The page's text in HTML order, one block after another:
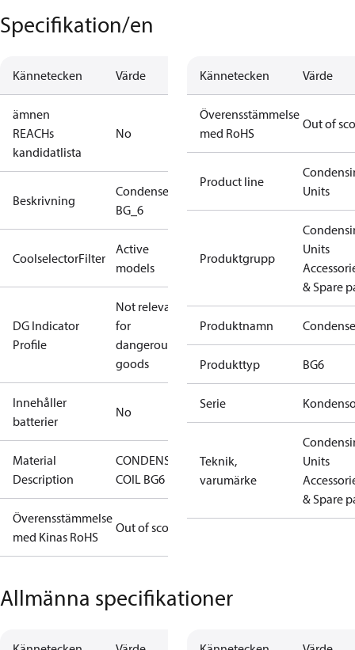
Specifikation/en
Kännetecken Värde
ämnen
REACHs
kandidatlista
No
Beskrivning
Condenser
BG_6
CoolselectorFilter
Active
models
DG Indicator
Profile
Not relevant
for
dangerous
goods
Innehåller
batterier
No
Material
Description
CONDENSER
COIL BG6
Överensstämmelse
med Kinas RoHS
Out of scope
Kännetecken Värde
Överensstämmelse
med RoHS
Out of
Product line
Units
Produktgrupp
Units
& Spare
Produktnamn
Produkttyp BG6
Serie
Teknik,
varumärke
Units
& Spare
Allmänna specifikationer